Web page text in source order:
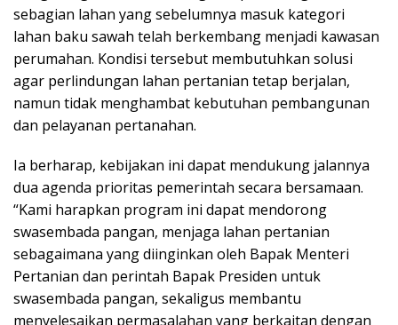
sebagian lahan yang sebelumnya masuk kategori
lahan baku sawah telah berkembang menjadi kawasan
perumahan. Kondisi tersebut membutuhkan solusi
agar perlindungan lahan pertanian tetap berjalan,
namun tidak menghambat kebutuhan pembangunan
dan pelayanan pertanahan.
Ia berharap, kebijakan ini dapat mendukung jalannya
dua agenda prioritas pemerintah secara bersamaan.
“Kami harapkan program ini dapat mendorong
swasembada pangan, menjaga lahan pertanian
sebagaimana yang diinginkan oleh Bapak Menteri
Pertanian dan perintah Bapak Presiden untuk
swasembada pangan, sekaligus membantu
menyelesaikan permasalahan yang berkaitan dengan